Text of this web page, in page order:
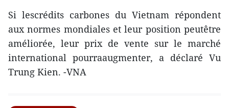
Si lescrédits carbones du Vietnam répondent
aux normes mondiales et leur position peutêtre
améliorée, leur prix de vente sur le marché
international pourraaugmenter, a déclaré Vu
Trung Kien. -VNA